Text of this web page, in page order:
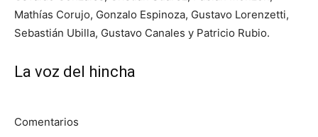
Mathías Corujo, Gonzalo Espinoza, Gustavo Lorenzetti,
Sebastián Ubilla, Gustavo Canales y Patricio Rubio.
La voz del hincha
Comentarios